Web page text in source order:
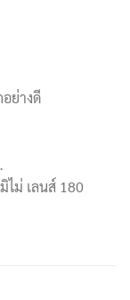
ย่างดี
ม่ เลนส์ 180